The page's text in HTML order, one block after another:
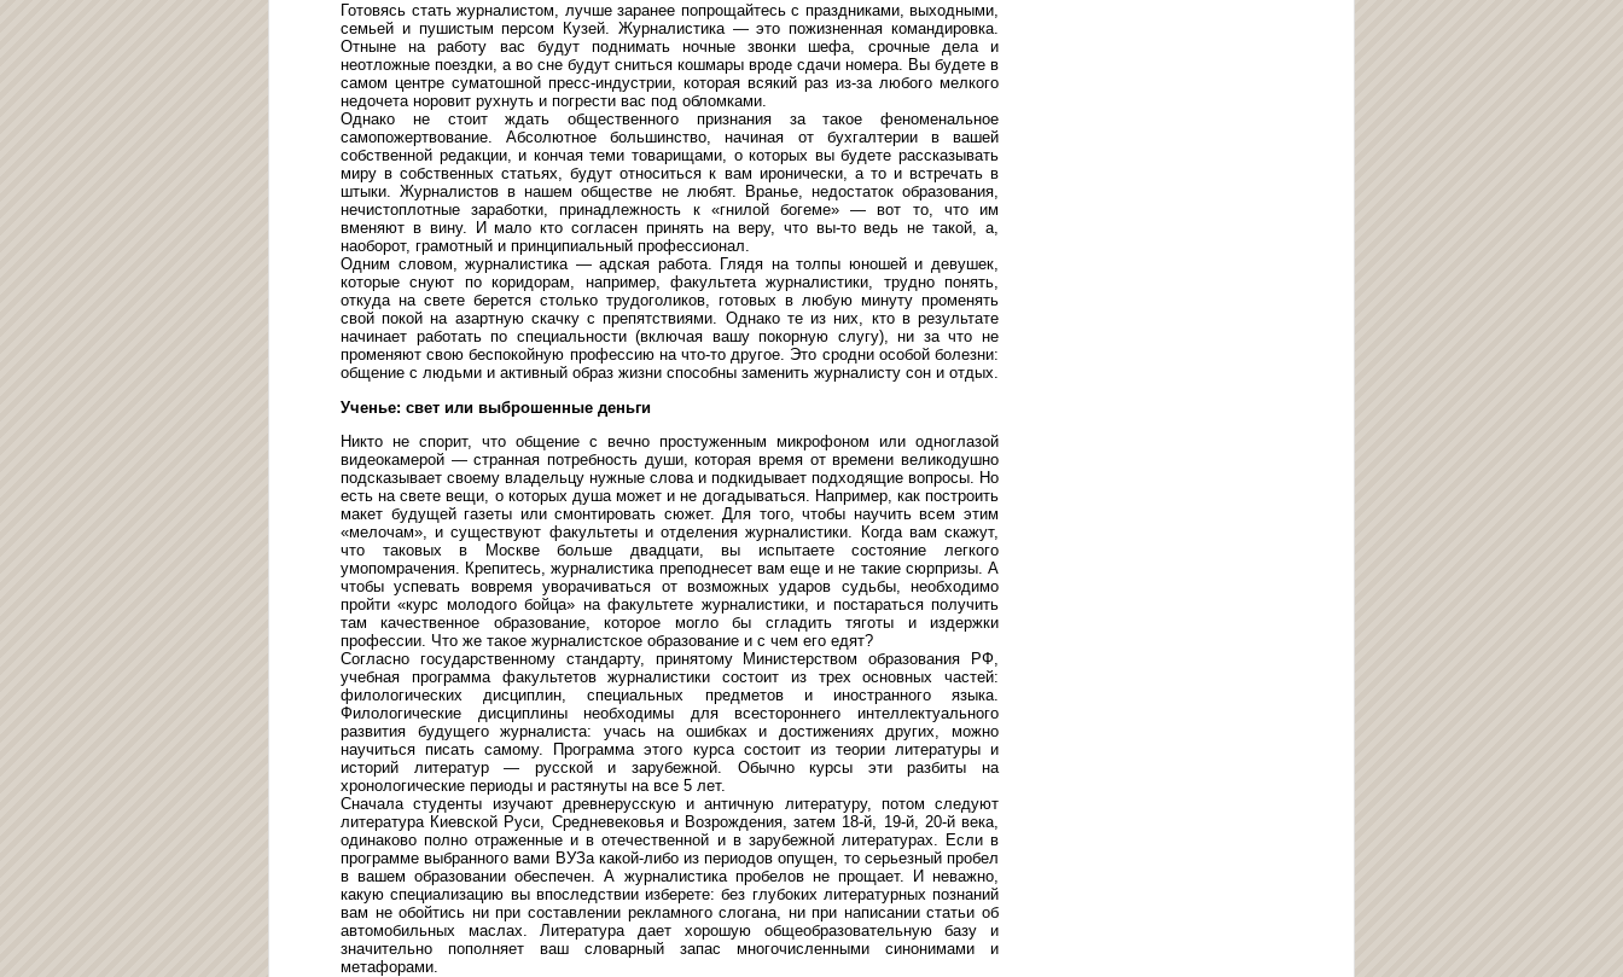
Готовясь стать журналистом, лучше заранее попрощайтесь с праздниками, выходными,
семьей и пушистым персом Кузей. Журналистика — это пожизненная командировка.
Отныне на работу вас будут поднимать ночные звонки шефа, срочные дела и
неотложные поездки, а во сне будут сниться кошмары вроде сдачи номера. Вы будете в
самом центре суматошной пресс-индустрии, которая всякий раз из-за любого мелкого
недочета норовит рухнуть и погрести вас под обломками.
Однако не стоит ждать общественного признания за такое феноменальное
самопожертвование. Абсолютное большинство, начиная от бухгалтерии в вашей
собственной редакции, и кончая теми товарищами, о которых вы будете рассказывать
миру в собственных статьях, будут относиться к вам иронически, а то и встречать в
штыки. Журналистов в нашем обществе не любят. Вранье, недостаток образования,
нечистоплотные заработки, принадлежность к «гнилой богеме» — вот то, что им
вменяют в вину. И мало кто согласен принять на веру, что вы-то ведь не такой, а,
наоборот, грамотный и принципиальный профессионал.
Одним словом, журналистика — адская работа. Глядя на толпы юношей и девушек,
которые снуют по коридорам, например, факультета журналистики, трудно понять,
откуда на свете берется столько трудоголиков, готовых в любую минуту променять
свой покой на азартную скачку с препятствиями. Однако те из них, кто в результате
начинает работать по специальности (включая вашу покорную слугу), ни за что не
променяют свою беспокойную профессию на что-то другое. Это сродни особой болезни:
общение с людьми и активный образ жизни способны заменить журналисту сон и отдых.
Ученье: свет или выброшенные деньги
Никто не спорит, что общение с вечно простуженным микрофоном или одноглазой
видеокамерой — странная потребность души, которая время от времени великодушно
подсказывает своему владельцу нужные слова и подкидывает подходящие вопросы. Но
есть на свете вещи, о которых душа может и не догадываться. Например, как построить
макет будущей газеты или смонтировать сюжет. Для того, чтобы научить всем этим
«мелочам», и существуют факультеты и отделения журналистики. Когда вам скажут,
что таковых в Москве больше двадцати, вы испытаете состояние легкого
умопомрачения. Крепитесь, журналистика преподнесет вам еще и не такие сюрпризы. А
чтобы успевать вовремя уворачиваться от возможных ударов судьбы, необходимо
пройти «курс молодого бойца» на факультете журналистики, и постараться получить
там качественное образование, которое могло бы сгладить тяготы и издержки
профессии. Что же такое журналистское образование и с чем его едят?
Согласно государственному стандарту, принятому Министерством образования РФ,
учебная программа факультетов журналистики состоит из трех основных частей:
филологических дисциплин, специальных предметов и иностранного языка.
Филологические дисциплины необходимы для всестороннего интеллектуального
развития будущего журналиста: учась на ошибках и достижениях других, можно
научиться писать самому. Программа этого курса состоит из теории литературы и
историй литератур — русской и зарубежной. Обычно курсы эти разбиты на
хронологические периоды и растянуты на все 5 лет.
Сначала студенты изучают древнерусскую и античную литературу, потом следуют
литература Киевской Руси, Средневековья и Возрождения, затем 18-й, 19-й, 20-й века,
одинаково полно отраженные и в отечественной и в зарубежной литературах. Если в
программе выбранного вами ВУЗа какой-либо из периодов опущен, то серьезный пробел
в вашем образовании обеспечен. А журналистика пробелов не прощает. И неважно,
какую специализацию вы впоследствии изберете: без глубоких литературных познаний
вам не обойтись ни при составлении рекламного слогана, ни при написании статьи об
автомобильных маслах. Литература дает хорошую общеобразовательную базу и
значительно пополняет ваш словарный запас многочисленными синонимами и
метафорами.